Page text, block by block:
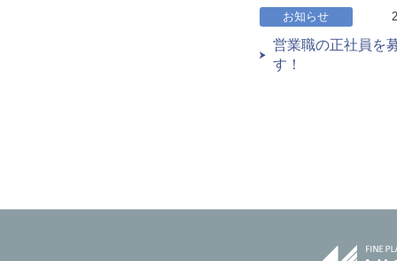
お知らせ
営業職の正社員を
す！